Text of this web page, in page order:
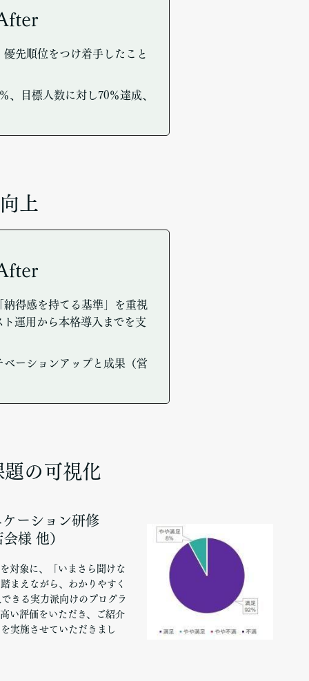
先順位をつけ着手したこと
、目標人数に対し70％達成、
上
得感を持てる基準」を重視
運用から本格導入までを支
ーションアップと成果（営
の可視化
ーション研修
様 他）
対象に、「いまさら聞けな
まえながら、わかりやすく
きる実力派向けのプログラ
い評価をいただき、ご紹介
実施させていただきまし